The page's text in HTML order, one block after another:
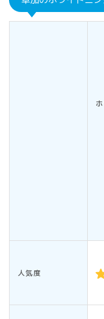
人気度